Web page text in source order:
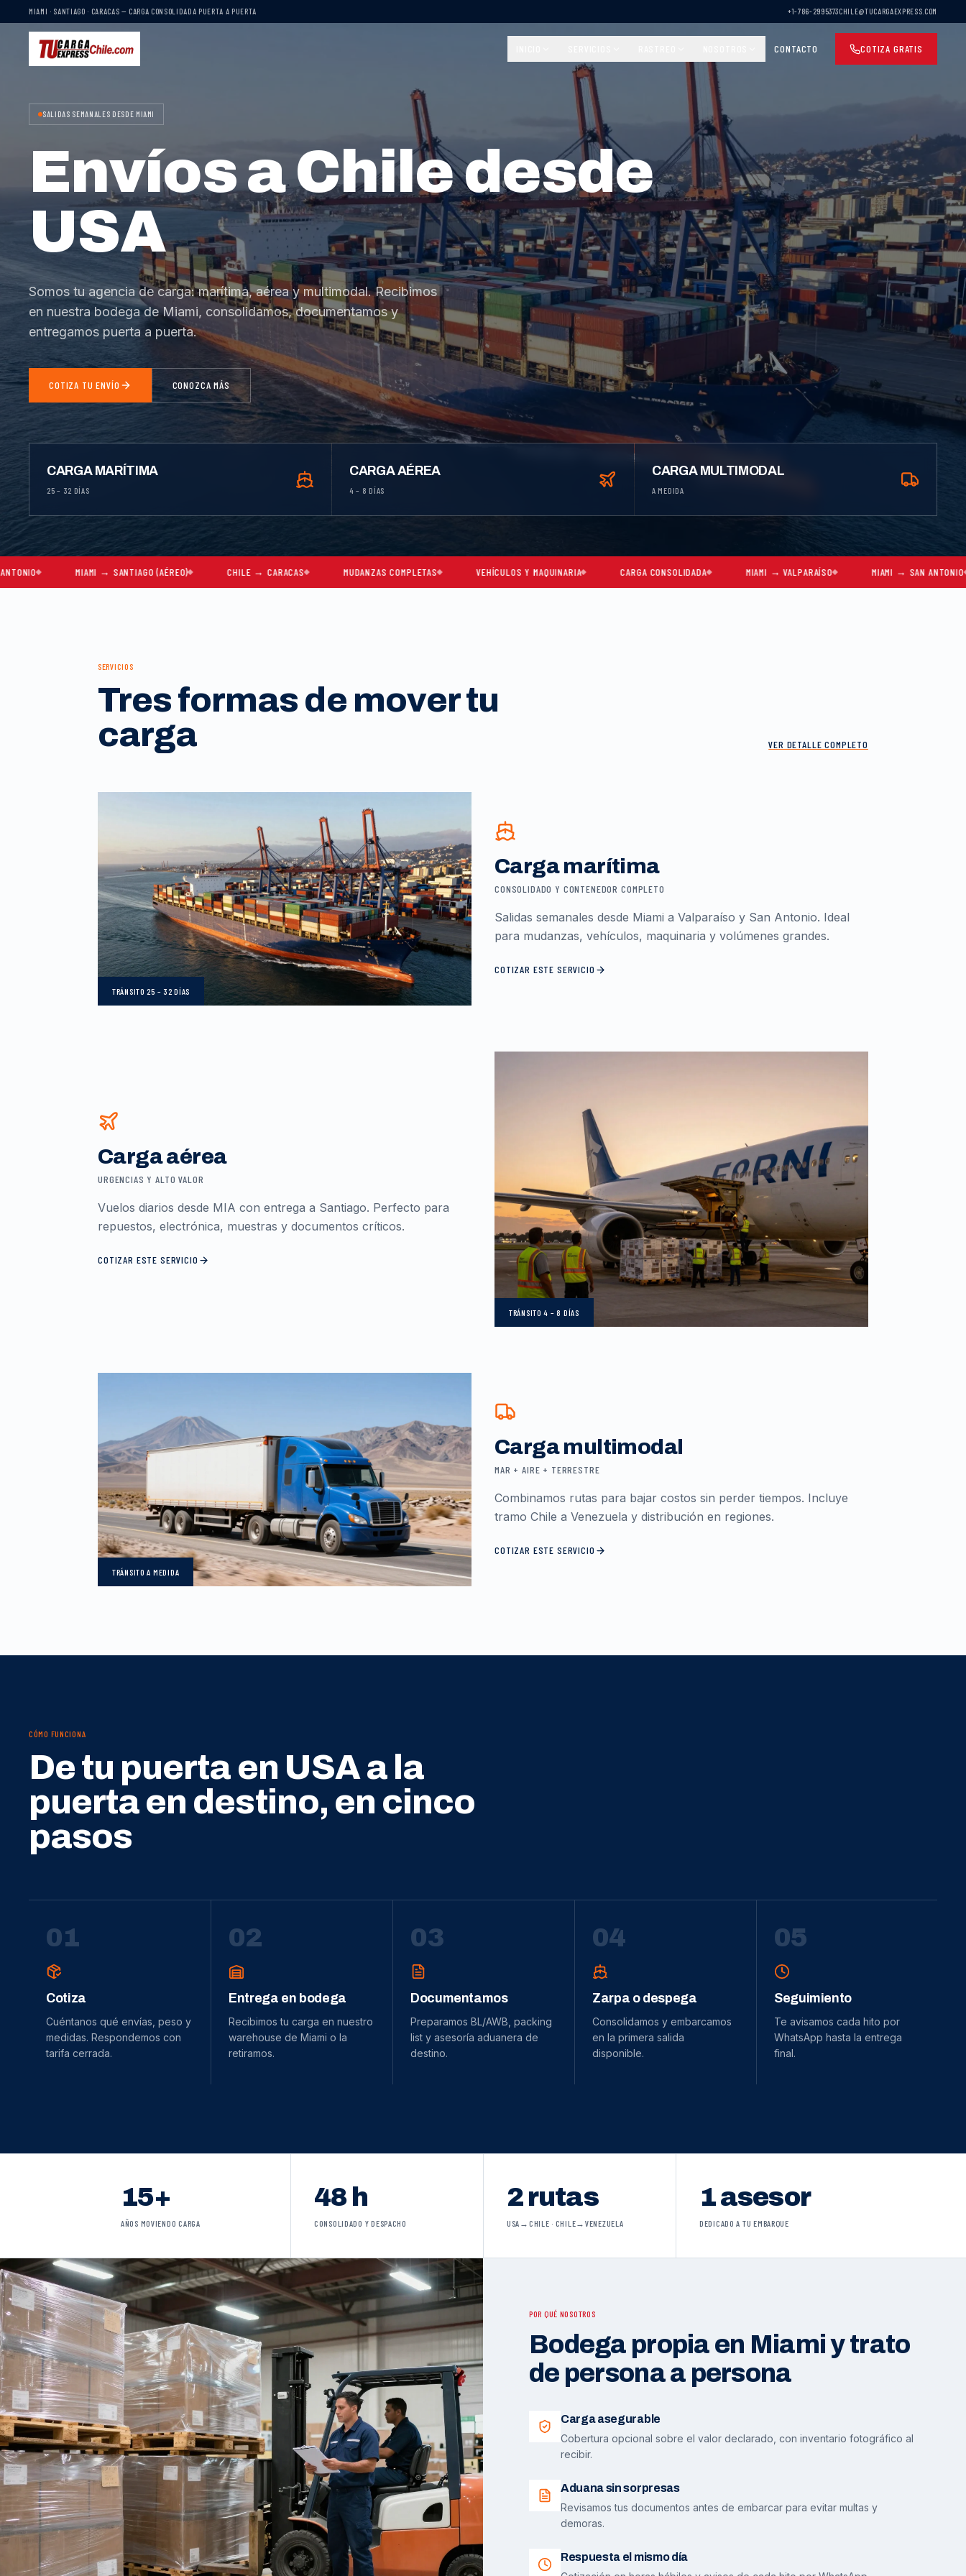
MIAMI · SANTIAGO · CARACAS — CARGA CONSOLIDADA PUERTA A PUERTA +1-786-2995373CHILE@TUCARGAEXPRESS.COM
CONTACTO COTIZA GRATIS
SALIDAS SEMANALES DESDE MIAMI
Envíos a Chile desde
USA
Somos tu agencia de carga: marítima, aérea y multimodal. Recibimos
en nuestra bodega de Miami, consolidamos, documentamos y
entregamos puerta a puerta.
COTIZA TU ENVÍO CONOZCA MÁS
CARGA MARÍTIMA
25 – 32 DÍAS
CARGA AÉREA
4 – 8 DÍAS
CARGA MULTIMODAL
A MEDIDA
MIAMI → SANTIAGO (AÉREO) CHILE → CARACAS MUDANZAS COMPLETAS VEHÍCULOS Y MAQUINARIA CARGA CONSOLIDADA MIAMI → VALPARAÍSO MIAMI → SAN ANTONIO
SERVICIOS
Tres formas de mover tu
carga
VER DETALLE COMPLETO
TRÁNSITO 25 – 32 DÍAS
Carga marítima
CONSOLIDADO Y CONTENEDOR COMPLETO
Salidas semanales desde Miami a Valparaíso y San Antonio. Ideal
para mudanzas, vehículos, maquinaria y volúmenes grandes.
COTIZAR ESTE SERVICIO
TRÁNSITO4 – 8 DÍAS
Carga aérea
URGENCIAS Y ALTO VALOR
Vuelos diarios desde MIA con entrega a Santiago. Perfecto para
repuestos, electrónica, muestras y documentos críticos.
COTIZAR ESTE SERVICIO
TRÁNSITOA MEDIDA
Carga multimodal
MAR + AIRE + TERRESTRE
Combinamos rutas para bajar costos sin perder tiempos. Incluye
tramo Chile a Venezuela y distribución en regiones.
COTIZAR ESTE SERVICIO
CÓMO FUNCIONA
De tu puerta en USA a la
puerta en destino, en cinco
pasos
01
Cotiza
Cuéntanos qué envías, peso y
medidas. Respondemos con
tarifa cerrada.
02
Entrega en bodega
Recibimos tu carga en nuestro
warehouse de Miami o la
retiramos.
03
Documentamos
Preparamos BL/AWB, packing
list y asesoría aduanera de
destino.
04
Zarpa o despega
Consolidamos y embarcamos
en la primera salida
disponible.
05
Seguimiento
Te avisamos cada hito por
WhatsApp hasta la entrega
final.
15+
AÑOS MOVIENDO CARGA
48 h
CONSOLIDADO Y DESPACHO
2 rutas
USA→CHILE · CHILE→VENEZUELA
1 asesor
DEDICADO A TU EMBARQUE
POR QUÉ NOSOTROS
Bodega propia en Miami y trato
de persona a persona
Carga asegurable
Cobertura opcional sobre el valor declarado, con inventario fotográfico al
recibir.
Aduana sin sorpresas
Revisamos tus documentos antes de embarcar para evitar multas y
demoras.
Respuesta el mismo día